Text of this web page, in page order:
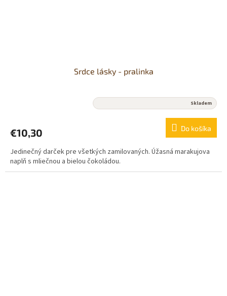
Srdce lásky - pralinka
je
z
5
hviezdičiek.
Skladem
€10,30 Do košíka
Jedinečný darček pre všetkých zamilovaných. Úžasná marakujova
naplň s mliečnou a bielou čokoládou.